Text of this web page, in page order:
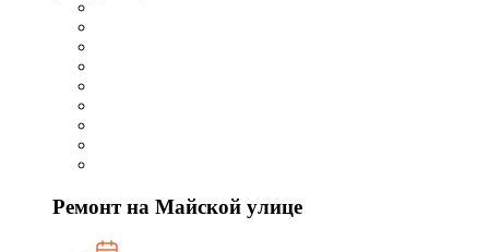
Ремонт на Майской улице